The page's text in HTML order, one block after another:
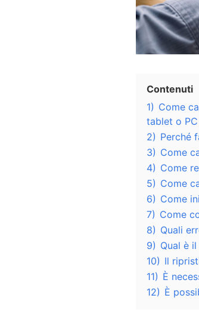
Contenuti
1) Come
tablet o PC
2) Perché
3) Come
4) Come
5) Come
6) Come
7) Come
8) Quali
9) Qual è
10) Il
11) È
12) È